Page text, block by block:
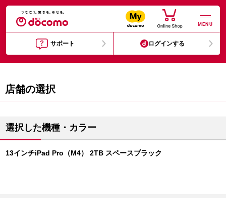
MENU
サポート ログインする
店舗の選択
選択した機種・カラー
13インチiPad Pro（M4） 2TB スペースブラック